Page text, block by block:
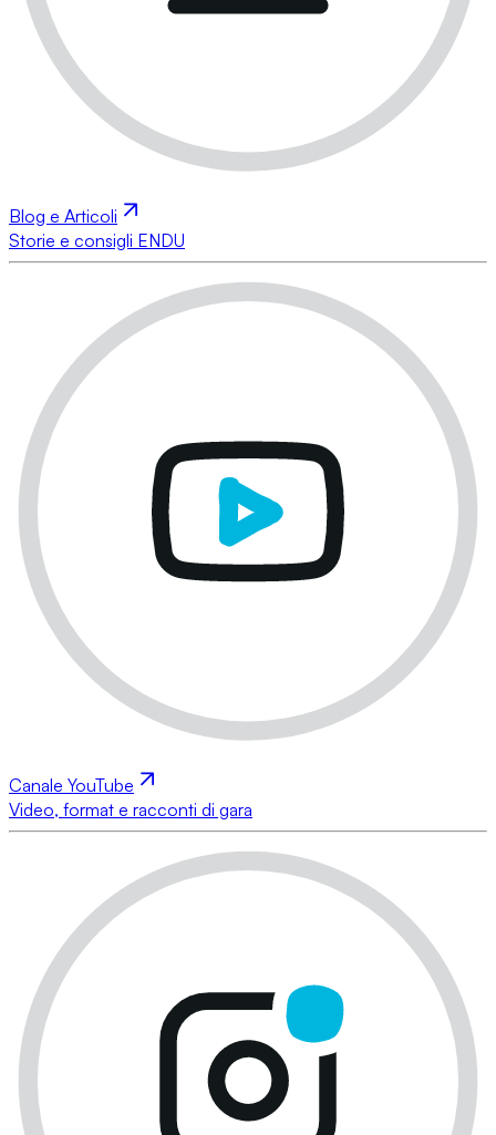
Blog e Articoli
Storie e consigli ENDU
Canale YouTube
Video, format e racconti di gara